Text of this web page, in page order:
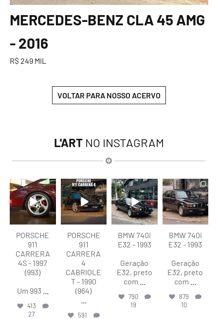
MERCEDES-BENZ CLA 45 AMG
- 2016
R$ 249 MIL
VOLTAR PARA NOSSO ACERVO
L'ART NO INSTAGRAM
lart.br
Ago 5
PORSCHE
911
CARRERA
4S - 1997
(993)
Um 993
413
27
lart.br
Ago 4
PORSCHE
911
CARRERA
4
CABRIOLE
T - 1990
(964)
591
lart.br
Ago 4
BMW 740i
E32 - 1993
Geração
E32, preto
com
790
19
lart.br
Ago 4
BMW 740i
E32 - 1993
Geração
E32, preto
com
879
10